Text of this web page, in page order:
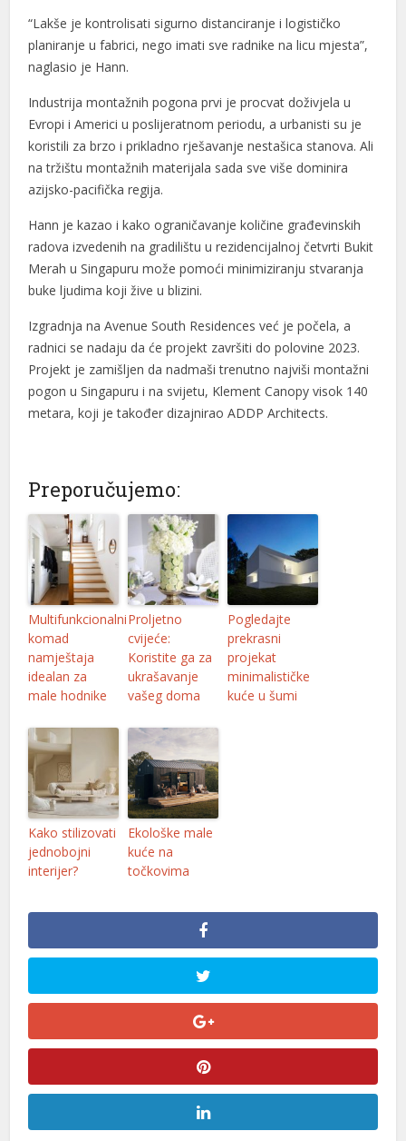
“Lakše je kontrolisati sigurno distanciranje i logističko
planiranje u fabrici, nego imati sve radnike na licu mjesta”,
naglasio je Hann.
Industrija montažnih pogona prvi je procvat doživjela u
Evropi i Americi u poslijeratnom periodu, a urbanisti su je
koristili za brzo i prikladno rješavanje nestašica stanova. Ali
na tržištu montažnih materijala sada sve više dominira
azijsko-pacifička regija.
Hann je kazao i kako ograničavanje količine građevinskih
radova izvedenih na gradilištu u rezidencijalnoj četvrti Bukit
Merah u Singapuru može pomoći minimiziranju stvaranja
buke ljudima koji žive u blizini.
Izgradnja na Avenue South Residences već je počela, a
radnici se nadaju da će projekt završiti do polovine 2023.
Projekt je zamišljen da nadmaši trenutno najviši montažni
pogon u Singapuru i na svijetu, Klement Canopy visok 140
metara, koji je također dizajnirao ADDP Architects.
Preporučujemo:
Multifunkcionalni
komad
namještaja
idealan za
male hodnike
Proljetno
cvijeće:
Koristite ga za
ukrašavanje
vašeg doma
Pogledajte
prekrasni
projekat
minimalističke
kuće u šumi
Kako stilizovati
jednobojni
interijer?
Ekološke male
kuće na
točkovima